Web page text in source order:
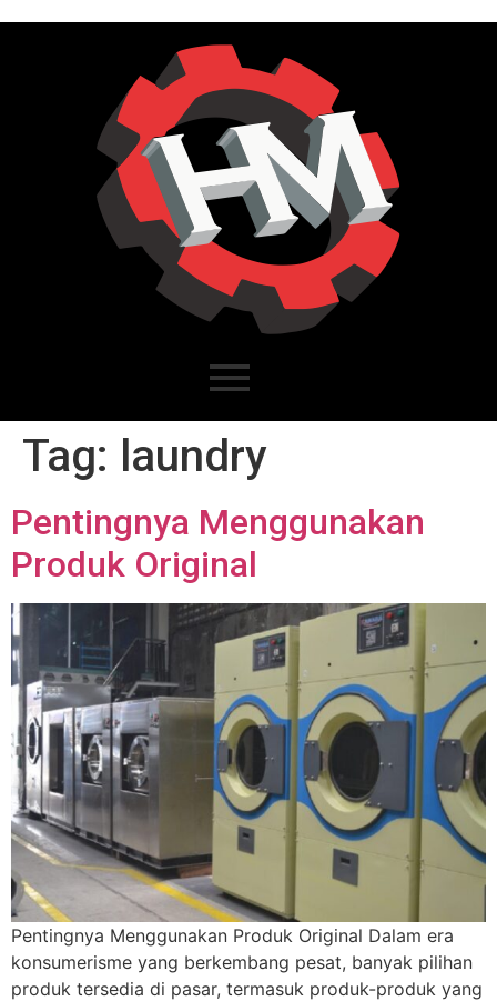
Tag: laundry
Pentingnya Menggunakan
Produk Original
Pentingnya Menggunakan Produk Original Dalam era
konsumerisme yang berkembang pesat, banyak pilihan
produk tersedia di pasar, termasuk produk-produk yang